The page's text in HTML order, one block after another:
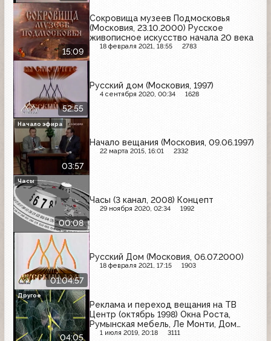
15:09
Сокровища музеев Подмосковья
(Московия, 23.10.2000) Русское
живописное искусство начала 20 века
18 февраля 2021, 18:55 2783
52:55
Русский дом (Московия, 1997)
4 сентября 2020, 00:34 1628
03:57
Начало вещания (Московия, 09.06.1997)
22 марта 2015, 16:01 2332
Начало эфира
00:08
Часы (3 канал, 2008) Концепт
29 ноября 2020, 02:34 1992
Часы
01:04:57
Русский Дом (Московия, 06.07.2000)
18 февраля 2021, 17:15 1903
04:05
Реклама и переход вещания на ТВ
Центр (октябрь 1998) Окна Роста,
Румынская мебель, Ле Монти, Дом
кожи, Дублёнки на Садовом
1 июля 2019, 20:18 3111
Другое